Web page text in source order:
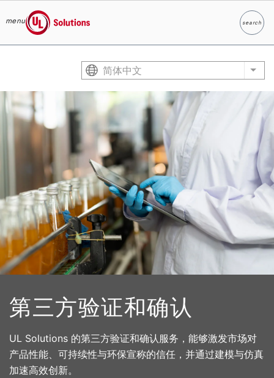
menu
UL Solutions
searchSearch
简体中文 List
第三方验证和确认
UL Solutions 的第三方验证和确认服务，能够激发市场对
产品性能、可持续性与环保宣称的信任，并通过建模与仿真
加速高效创新。